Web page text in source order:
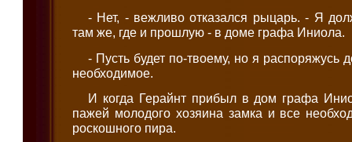
- Нет, - вежливо отказался рыцарь. - Я
там же, где и прошлую - в доме графа Иниола.
- Пусть будет по-твоему, но я распоряжусь
необходимое.
И когда Герайнт прибыл в дом графа
пажей молодого хозяина замка и все
роскошного пира.